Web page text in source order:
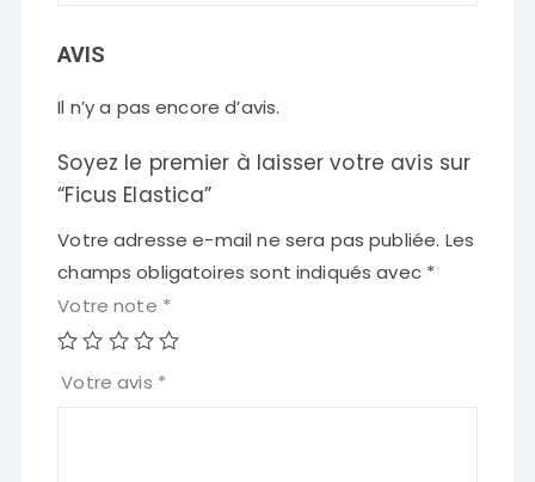
AVIS
Il n’y a pas encore d’avis.
Soyez le premier à laisser votre avis sur
“Ficus Elastica”
Votre adresse e-mail ne sera pas publiée. Les
champs obligatoires sont indiqués avec *
Votre note *
Votre avis *